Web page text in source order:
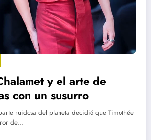
y el arte de
con un susurro
ruidosa del planeta decidió que Timothée
de…